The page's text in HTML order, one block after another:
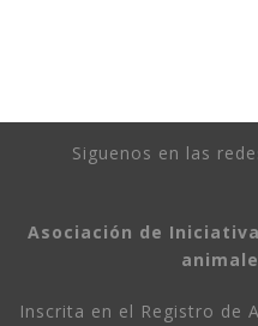
Siguenos en las
Asociación de
Inscrita en el Registro de